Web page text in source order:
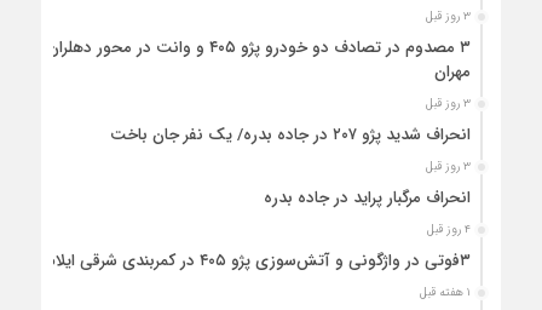
۳ روز قبل
۳ مصدوم در تصادف دو خودرو پژو ۴۰۵ و وانت در محور دهلران-
مهران
۳ روز قبل
انحراف شدید پژو ۲۰۷ در جاده بدره/ یک نفر جان باخت
۳ روز قبل
انحراف مرگبار پراید در جاده بدره
۴ روز قبل
۳فوتی در واژگونی و آتش‌سوزی پژو ۴۰۵ در کمربندی شرقی ایلام
۱ هفته قبل